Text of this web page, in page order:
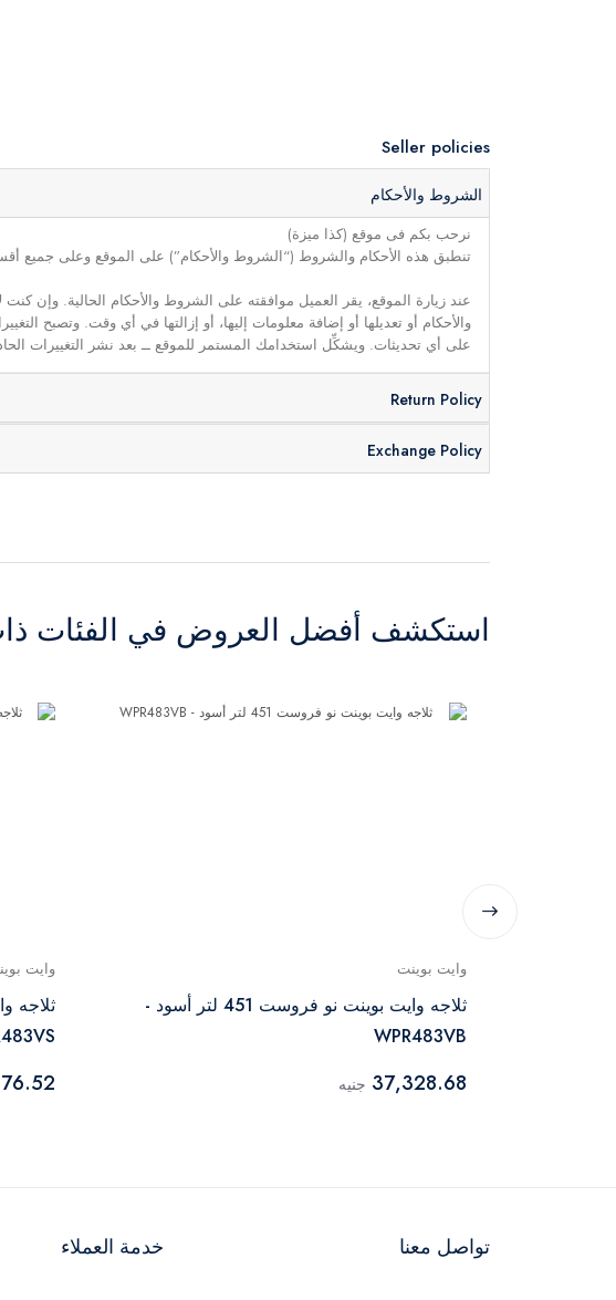
Seller policies
الشروط والأحكام
نرحب بكم فى موقع (كذا ميزة)
تنطبق هذه الأحكام والشروط (“الشروط والأحكام”) على الموقع وعلى جميع
عند زيارة الموقع، يقر العميل موافقته على الشروط والأحكام الحالية. وإن
والأحكام أو تعديلها أو إضافة معلومات إليها، أو إزالتها في أي وقت. وتصبح
على أي تحديثات. ويشكِّل استخدامك المستمر للموقع ــ بعد نشر التغييرات
Return Policy
Exchange Policy
استكشف أفضل العروض في الفئات
وايت بوينت
ثلاجه وايت بوينت نو فروست 451 لتر أسود -
WPR483VB
37,328.68 جنيه
وايت
تواصل معنا خدمة العملاء